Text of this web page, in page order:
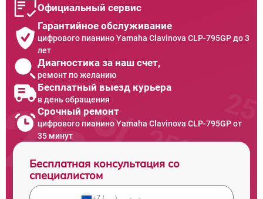
Официальный сервис
Гарантийное обслуживание
цифрового пианино Yamaha Clavinova CLP-795GP до 3
лет
Диагностика за наш счет,
ремонт по желанию
Бесплатный выезд курьера
в день обращения
Срочный ремонт
цифрового пианино Yamaha Clavinova CLP-795GP от
35 минут
Бесплатная консультация со
специалистом